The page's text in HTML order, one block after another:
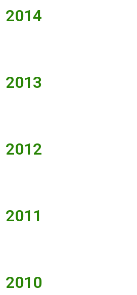
2014
2013
2012
2011
2010